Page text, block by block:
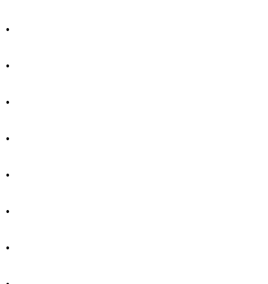
.
.
.
.
.
.
.
.